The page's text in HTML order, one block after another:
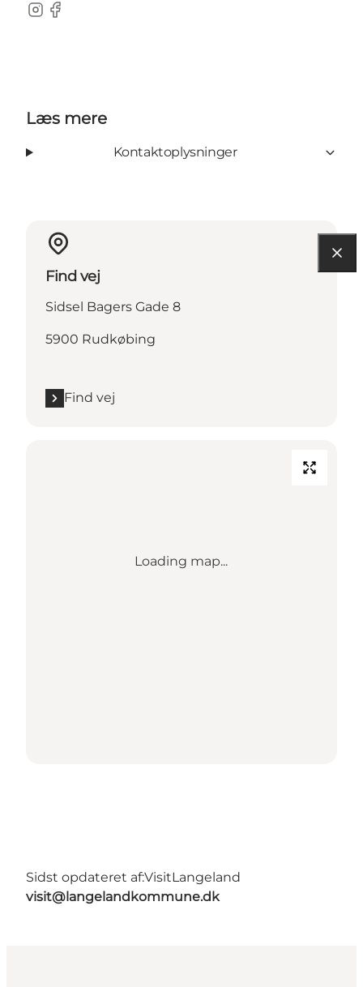
Instagram
Facebook
Læs mere
Kontaktoplysninger
Find vej
Sidsel Bagers Gade 8
5900 Rudkøbing
Find vej
Loading map...
Sidst opdateret af:VisitLangeland
visit@langelandkommune.dk